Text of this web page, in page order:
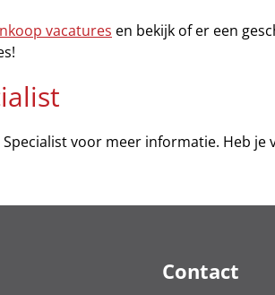
vacatures en bekijk of er een
voor meer informatie. Heb je
Contact